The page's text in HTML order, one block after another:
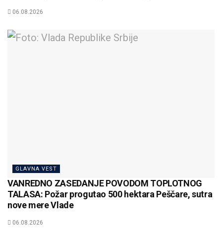
06.08.2026
GLAVNA VEST
VANREDNO ZASEDANJE POVODOM TOPLOTNOG
TALASA: Požar progutao 500 hektara Peščare, sutra
nove mere Vlade
06.08.2026